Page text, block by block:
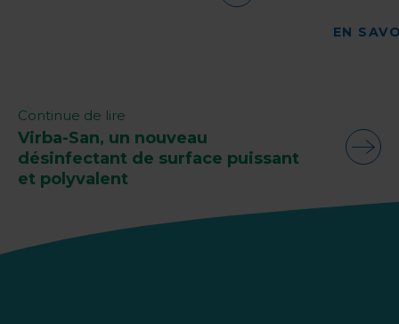
EN
Continue de lire
Virba-San, un nouveau
désinfectant de surface puissant
et polyvalent